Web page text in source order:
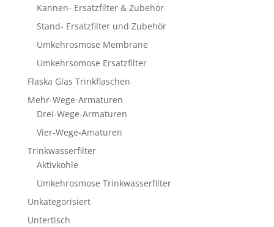
Kannen- Ersatzfilter & Zubehör
Stand- Ersatzfilter und Zubehör
Umkehrosmose Membrane
Umkehrsomose Ersatzfilter
Flaska Glas Trinkflaschen
Mehr-Wege-Armaturen
Drei-Wege-Armaturen
Vier-Wege-Amaturen
Trinkwasserfilter
Aktivkohle
Umkehrosmose Trinkwasserfilter
Unkategorisiert
Untertisch